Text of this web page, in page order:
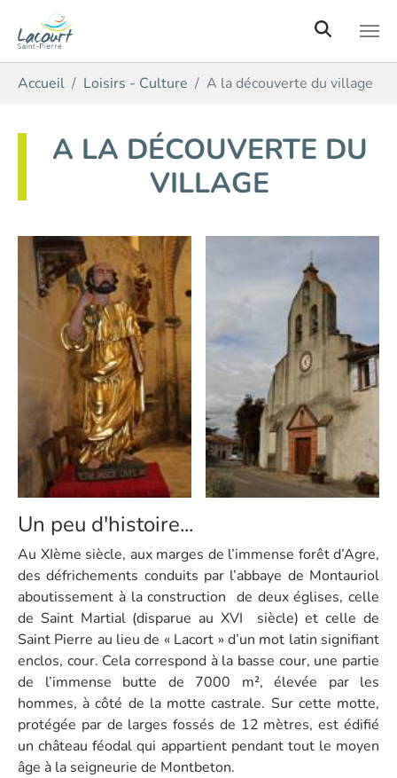
Accueil Loisirs - Culture A la découverte du village
A LA DÉCOUVERTE DU
VILLAGE
Un peu d'histoire...
Au XIème siècle, aux marges de l’immense forêt d’Agre,
des défrichements conduits par l’abbaye de Montauriol
aboutissement à la construction de deux églises, celle
de Saint Martial (disparue au XVI siècle) et celle de
Saint Pierre au lieu de « Lacort » d’un mot latin signifiant
enclos, cour. Cela correspond à la basse cour, une partie
de l’immense butte de 7000 m², élevée par les
hommes, à côté de la motte castrale. Sur cette motte,
protégée par de larges fossés de 12 mètres, est édifié
un château féodal qui appartient pendant tout le moyen
âge à la seigneurie de Montbeton.